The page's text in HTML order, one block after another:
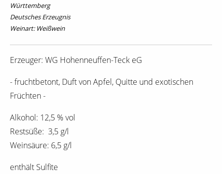
Württemberg
Deutsches Erzeugnis
Weinart: Weißwein
Erzeuger: WG Hohenneuffen-Teck eG
- fruchtbetont, Duft von Apfel, Quitte und exotischen
Früchten -
Alkohol: 12,5 % vol
Restsüße: 3,5 g/l
Weinsäure: 6,5 g/l
enthält Sulfite